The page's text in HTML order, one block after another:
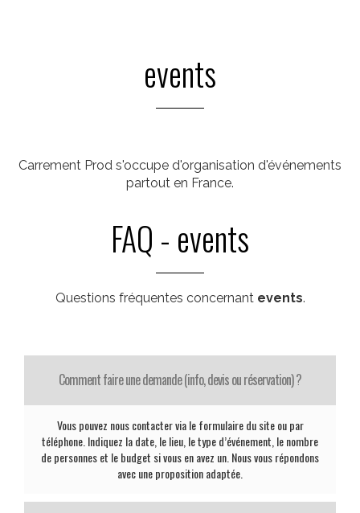
events
Carrement Prod s'occupe d'organisation d'événements
partout en France.
FAQ - events
Questions fréquentes concernant events.
Comment faire une demande (info, devis ou réservation) ?
Vous pouvez nous contacter via le formulaire du site ou par
téléphone. Indiquez la date, le lieu, le type d’événement, le nombre
de personnes et le budget si vous en avez un. Nous vous répondons
avec une proposition adaptée.